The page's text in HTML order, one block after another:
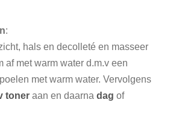
:
hals en decolleté en masseer
af met warm water d.m.v een
met warm water. Vervolgens
toner aan en daarna dag of